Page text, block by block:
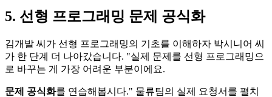
5. 선형 프로그래밍 문제 공식화
김개발 씨가 선형 프로그래밍의 기초를 이해하자 박시니어 씨
가 한 단계 더 나아갔습니다. "실제 문제를 선형 프로그래밍으
로 바꾸는 게 가장 어려운 부분이에요.
문제 공식화를 연습해봅시다." 물류팀의 실제 요청서를 펼치